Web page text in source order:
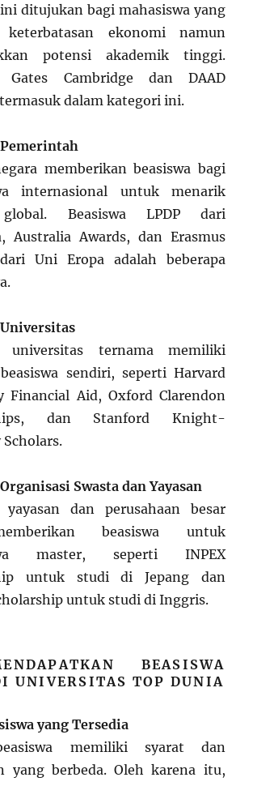
ini ditujukan bagi mahasiswa yang
ekonomi namun
potensi akademik tinggi.
Gates Cambridge dan DAAD
dalam kategori ini.
memberikan beasiswa bagi
internasional untuk menarik
Beasiswa LPDP dari
Australia Awards, dan Erasmus
Uni Eropa adalah beberapa
universitas ternama memiliki
sendiri, seperti Harvard
Financial Aid, Oxford Clarendon
dan Stanford Knight-
Scholars.
Swasta dan Yayasan
yayasan dan perusahaan besar
beasiswa untuk
master, seperti INPEX
untuk studi di Jepang dan
untuk studi di Inggris.
BEASISWA
UNIVERSITAS TOP DUNIA
yang Tersedia
memiliki syarat dan
yang berbeda. Oleh karena itu,